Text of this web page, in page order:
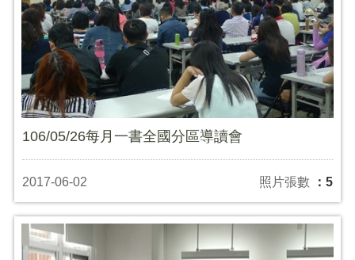
106/05/26每月一書全國分區導讀會
2017-06-02 照片張數 ：5